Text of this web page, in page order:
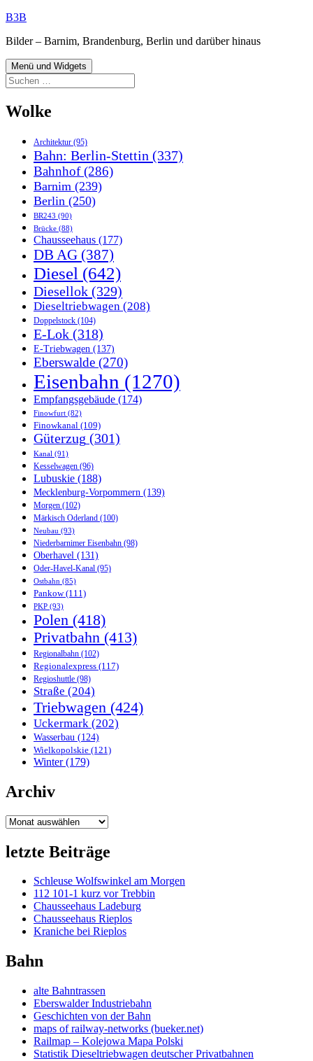
Zum
springen
B3B
Bilder – Barnim, Brandenburg, Berlin und darüber hinaus
Menü und Widgets
Suchen
nach:
Wolke
Architektur (95)
Bahn: Berlin-Stettin (337)
Bahnhof(286)
Barnim (239)
Berlin (250)
BR243 (90)
Brücke (88)
Chausseehaus (177)
DB AG (387)
Diesel (642)
Diesellok (329)
Dieseltriebwagen (208)
Doppelstock (104)
E-Lok (318)
E-Triebwagen (137)
Eberswalde (270)
Eisenbahn (1270)
Empfangsgebäude (174)
Finowfurt (82)
Finowkanal (109)
Güterzug (301)
Kanal (91)
Kesselwagen (96)
Lubuskie (188)
Mecklenburg-Vorpommern (139)
Morgen (102)
Märkisch Oderland (100)
Neubau (93)
Niederbarnimer Eisenbahn (98)
Oberhavel (131)
Oder-Havel-Kanal (95)
Ostbahn (85)
Pankow(111)
PKP (93)
Polen (418)
Privatbahn (413)
Regionalbahn (102)
Regionalexpress (117)
Regioshuttle (98)
Straße (204)
Triebwagen (424)
Uckermark (202)
Wasserbau (124)
Wielkopolskie (121)
Winter(179)
Archiv
Archiv
letzte Beiträge
Schleuse Wolfswinkel am Morgen
112 101-1 kurz vor Trebbin
Chausseehaus Ladeburg
Chausseehaus Rieplos
Kraniche bei Rieplos
Bahn
alte Bahntrassen
Eberswalder Industriebahn
Geschichten von der Bahn
maps of railway-networks (bueker.net)
Railmap – Kolejowa Mapa Polski
Statistik Dieseltriebwagen deutscher Privatbahnen